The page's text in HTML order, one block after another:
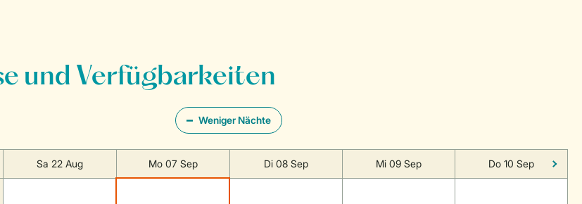
und Verfügbarkeiten
Weniger Nächte
Sa 22 Aug Mo 07 Sep Di 08 Sep Mi 09 Sep Do 10 Sep